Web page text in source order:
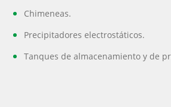
Chimeneas.
Precipitadores electrostáticos.
Tanques de almacenamiento y de